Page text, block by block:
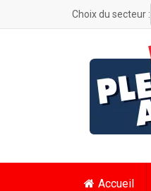
Choix du secteur :
Accueil